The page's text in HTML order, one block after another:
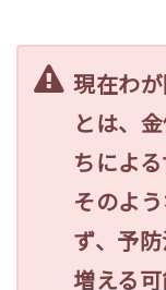
現在わ
とは、
ちによる
そのよ
ず、予
増える可